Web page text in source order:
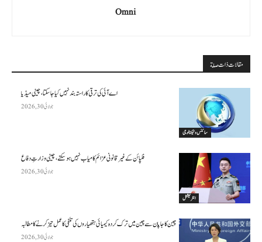
Omni
مقالات ذات صلة
سائنس وٹیکنالوجی
اے آئی کی ترقی کا راستہ بند نہیں کیا جا سکتا، چینی میڈیا
جولائی 30, 2026
انٹرنیشنل
فلپائن کے غیر قانونی عزائم کامیاب نہیں ہو سکتے ، چینی وزارتِ دفاع
جولائی 30, 2026
چین کا جاپان سے چین میں ترک کردہ کیمیائی ہتھیاروں کی تلفی کا عمل تیز کرنے کا مطالبہ
جولائی 30, 2026